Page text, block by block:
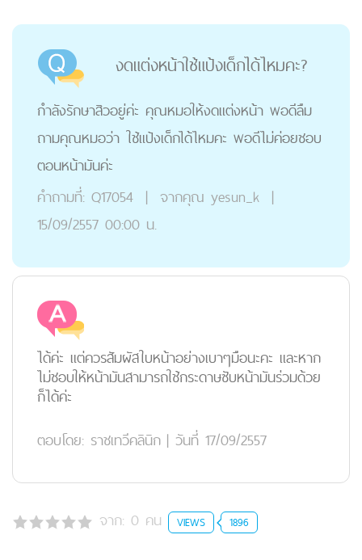
งดแต่งหน้าใช้แป้งเด็กได้ไหมคะ?
กำลังรักษาสิวอยู่ค่ะ คุณหมอให้งดแต่งหน้า พอดีลืม
ถามคุณหมอว่า ใช้แป้งเด็กได้ไหมคะ พอดีไม่ค่อยชอบ
ตอนหน้ามันค่ะ
คำถามที่: Q17054 | จากคุณ yesun_k |
15/09/2557 00:00 น.
ได้ค่ะ แต่ควรสัมผัสใบหน้าอย่างเบาๆมือนะคะ และหาก
ไม่ชอบให้หน้ามันสามารถใช้กระดาษซับหน้ามันร่วมด้วย
ก็ได้ค่ะ
ตอบโดย: ราชเทวีคลินิก | วันที่ 17/09/2557
จาก: 0 คน VIEWS 1896